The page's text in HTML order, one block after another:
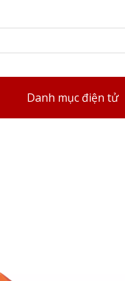
Danh mục điện tử